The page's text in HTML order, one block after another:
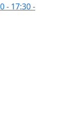
- 17:30-